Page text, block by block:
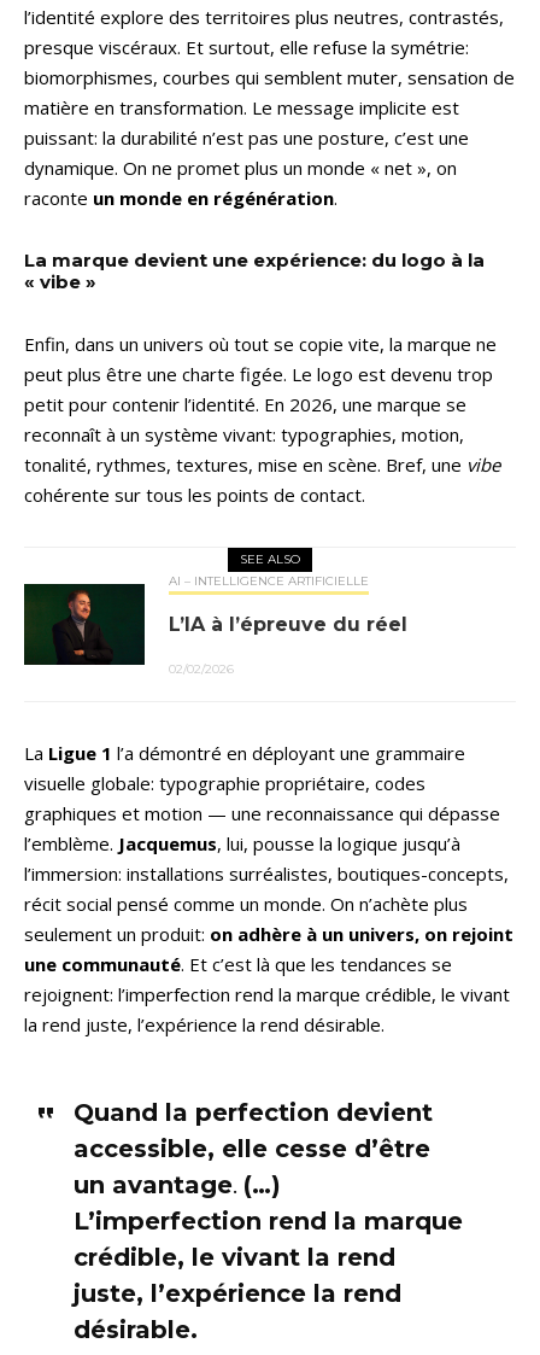
l’identité explore des territoires plus neutres, contrastés,
presque viscéraux. Et surtout, elle refuse la symétrie:
biomorphismes, courbes qui semblent muter, sensation de
matière en transformation. Le message implicite est
puissant: la durabilité n’est pas une posture, c’est une
dynamique. On ne promet plus un monde « net », on
raconte un monde en régénération.
La marque devient une expérience: du logo à la
« vibe »
Enfin, dans un univers où tout se copie vite, la marque ne
peut plus être une charte figée. Le logo est devenu trop
petit pour contenir l’identité. En 2026, une marque se
reconnaît à un système vivant: typographies, motion,
tonalité, rythmes, textures, mise en scène. Bref, une vibe
cohérente sur tous les points de contact.
SEE ALSO
AI – INTELLIGENCE ARTIFICIELLE
L’IA à l’épreuve du réel
02/02/2026
La Ligue 1 l’a démontré en déployant une grammaire
visuelle globale: typographie propriétaire, codes
graphiques et motion — une reconnaissance qui dépasse
l’emblème. Jacquemus, lui, pousse la logique jusqu’à
l’immersion: installations surréalistes, boutiques-concepts,
récit social pensé comme un monde. On n’achète plus
seulement un produit: on adhère à un univers, on rejoint
une communauté. Et c’est là que les tendances se
rejoignent: l’imperfection rend la marque crédible, le vivant
la rend juste, l’expérience la rend désirable.
Quand la perfection devient
accessible, elle cesse d’être
un avantage. (…)
L’imperfection rend la marque
crédible, le vivant la rend
juste, l’expérience la rend
désirable.